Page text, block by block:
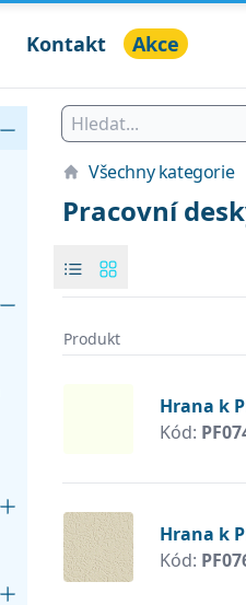
Kontakt Akce
Všechny kategorie
Pracovní
Produkt
Hrana k
Kód:
Hrana k
Kód: